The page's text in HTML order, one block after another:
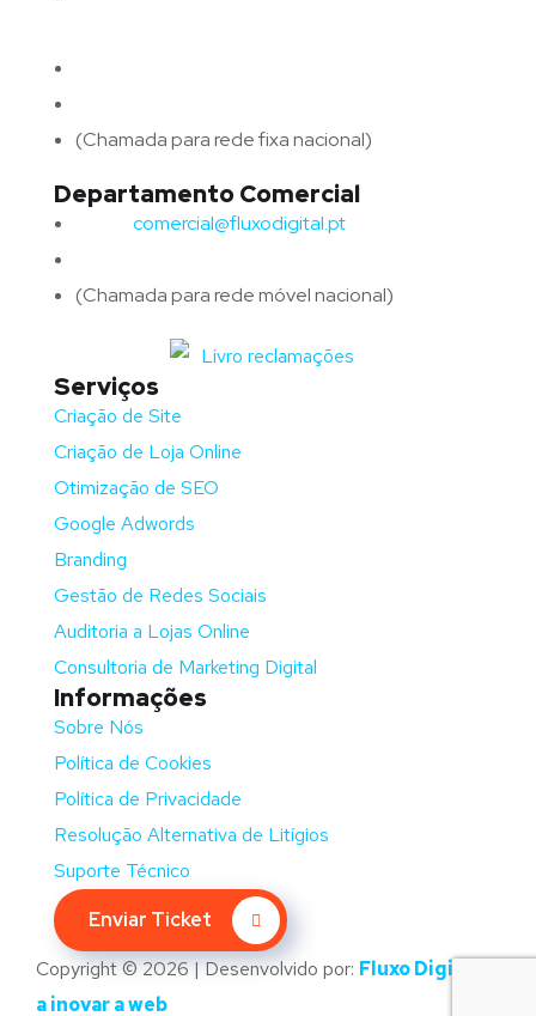
(Chamada para rede fixa nacional)
Departamento Comercial
comercial@fluxodigital.pt
(Chamada para rede móvel nacional)
Serviços
Criação de Site
Criação de Loja Online
Otimização de SEO
Google Adwords
Branding
Gestão de Redes Sociais
Auditoria a Lojas Online
Consultoria de Marketing Digital
Informações
Sobre Nós
Política de Cookies
Política de Privacidade
Resolução Alternativa de Litígios
Suporte Técnico
Enviar Ticket
Copyright © 2026 | Desenvolvido por: Fluxo Digital –
a inovar a web